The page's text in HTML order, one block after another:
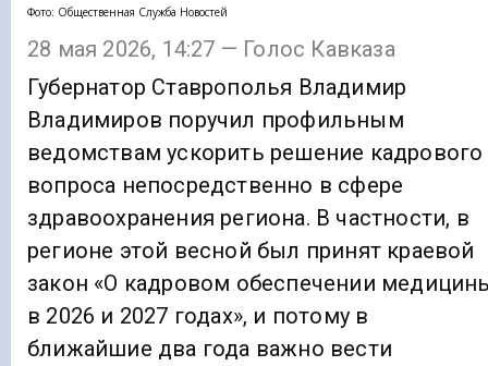
Фото: Общественная Служба Новостей
28 мая 2026, 14:27 — Голос Кавказа
Губернатор Ставрополья Владимир
Владимиров поручил профильным
ведомствам ускорить решение кадрового
вопроса непосредственно в сфере
здравоохранения региона. В частности, в
регионе этой весной был принят краевой
закон «О кадровом обеспечении
в 2026 и 2027 годах», и потому в
ближайшие два года важно вести